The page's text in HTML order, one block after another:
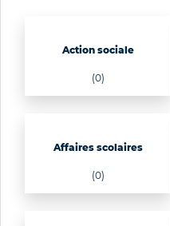
Action sociale
(0)
Affaires scolaires
(0)